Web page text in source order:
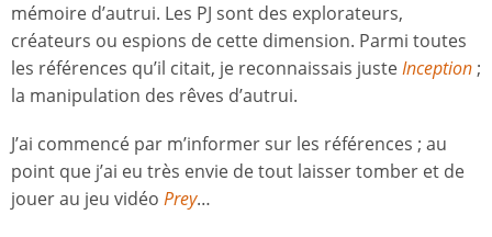
mémoire d’autrui. Les PJ sont des explorateurs,
créateurs ou espions de cette dimension. Parmi toutes
les références qu’il citait, je reconnaissais justeInception ;
la manipulation des rêves d’autrui.
J’ai commencé par m’informer sur les références ; au
point que j’ai eu très envie de tout laisser tomber et de
jouer au jeu vidéo Prey…